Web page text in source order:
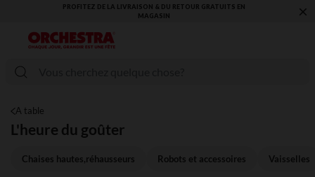
VOUS ALLEZ ADORER LA RENTRÉE ! DÉCOUVREZ LA NOUVELLE
COLLECTION !
×
A table
L'heure du goûter
Chaises hautes,réhausseurs Robots et accessoires Vaisselles